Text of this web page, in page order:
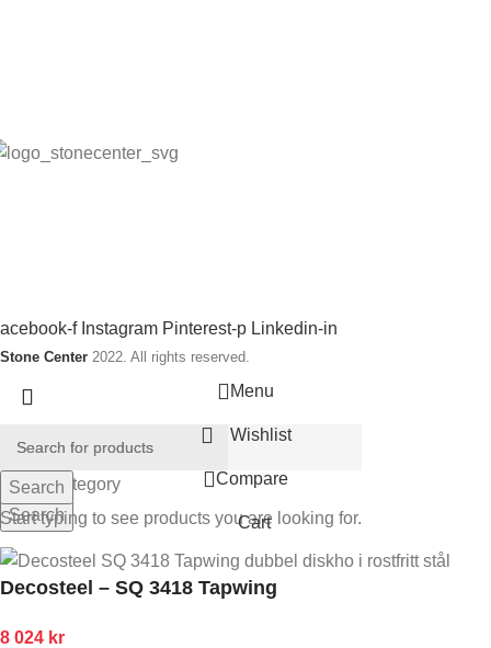
f Instagram Pinterest-p Linkedin-in
Stone Center 2022. All rights reserved.
Select category
Search
Search
Start typing to see products you are looking for.
Menu
Wishlist
Compare
Cart
Decosteel – SQ 3418 Tapwing
8 024 kr